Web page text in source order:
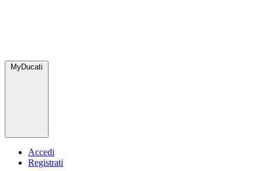
MyDucati
Accedi
Registrati